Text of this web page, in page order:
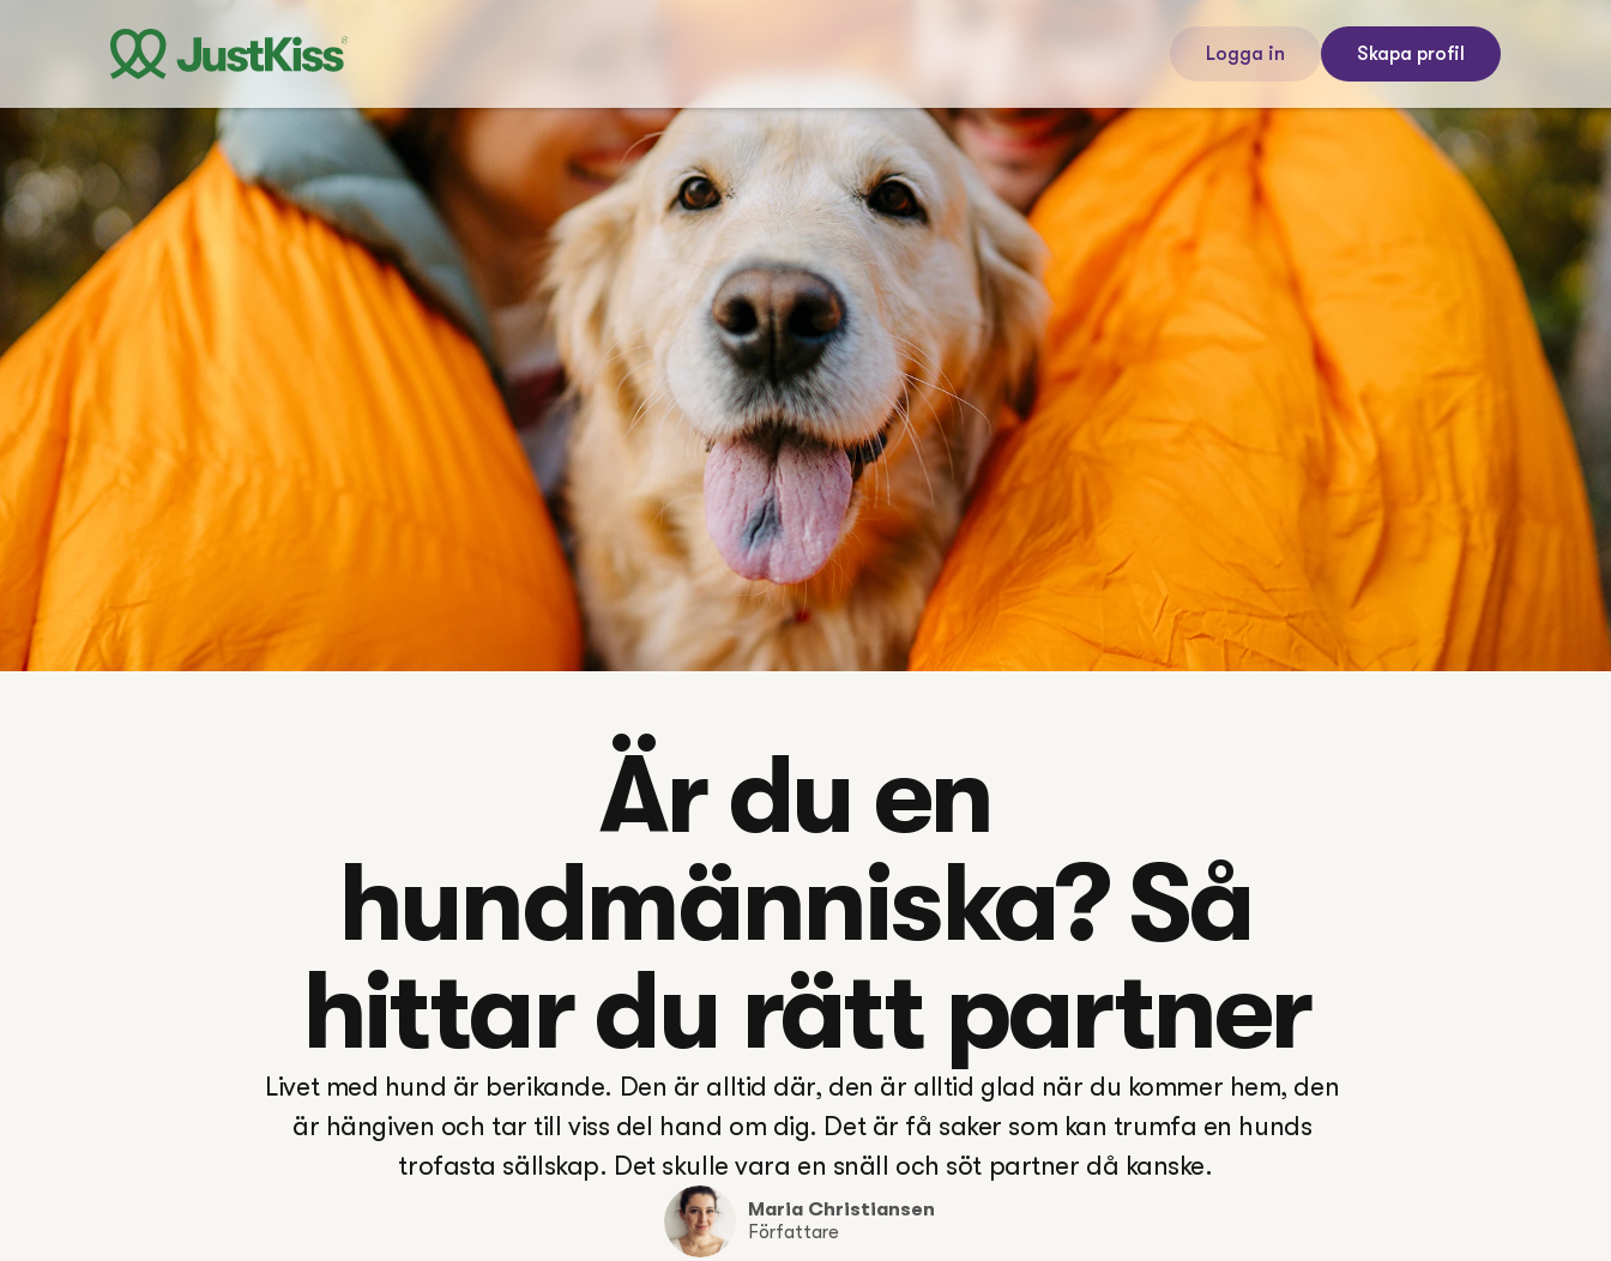
Logga in Skapa profil
Är du en
hundmänniska? Så
hittar du rätt partner
Livet med hund är berikande. Den är alltid där, den är alltid glad när du kommer hem, den
är hängiven och tar till viss del hand om dig. Det är få saker som kan trumfa en hunds
trofasta sällskap. Det skulle vara en snäll och söt partner då kanske.
Maria Christiansen
Författare